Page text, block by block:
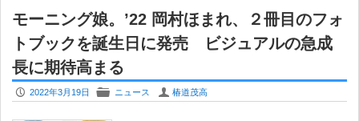
モーニング娘。’22 岡村ほまれ、２冊目のフォ
トブックを誕生日に発売 ビジュアルの急成
長に期待高まる
P 2022年3月19日 F ニュース U 椿道茂高